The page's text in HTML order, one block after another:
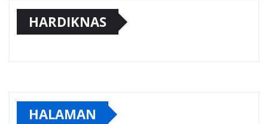
HARDIKNAS
HALAMAN